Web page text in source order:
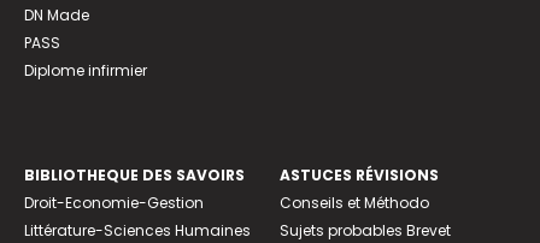
DN Made
PASS
Diplome infirmier
BIBLIOTHEQUE DES SAVOIRS
Droit-Economie-Gestion
Littérature-Sciences Humaines
ASTUCES RÉVISIONS
Conseils et Méthodo
Sujets probables Brevet